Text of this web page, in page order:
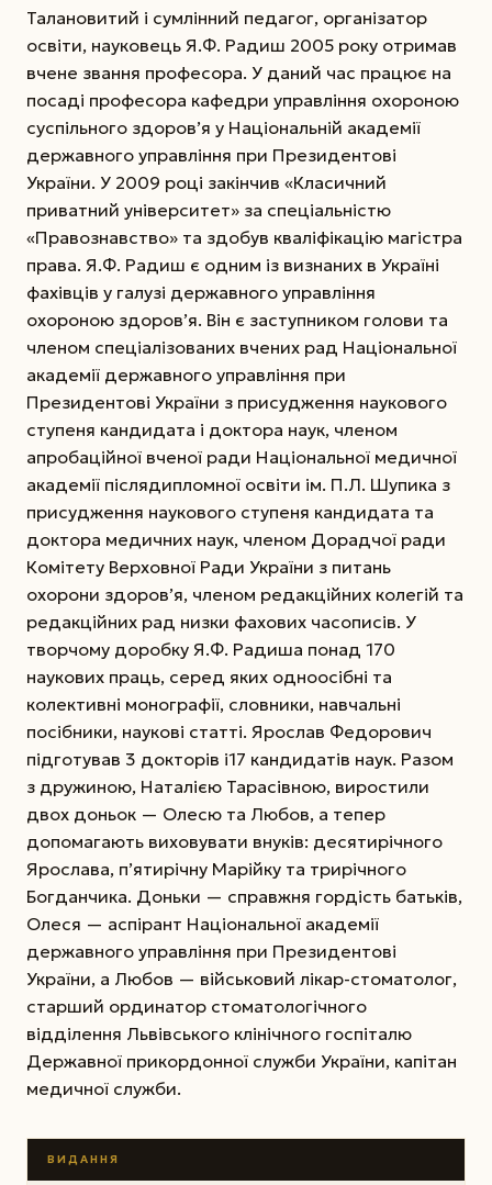
Талановитий і сумлінний педагог, організатор
освіти, науковець Я.Ф. Радиш 2005 року отримав
вчене звання професора. У даний час працює на
посаді професора кафедри управління охороною
суспільного здоров’я у Національній академії
державного управління при Президентові
України. У 2009 році закінчив «Класичний
приватний університет» за спеціальністю
«Правознавство» та здобув кваліфікацію магістра
права. Я.Ф. Радиш є одним із визнаних в Україні
фахівців у галузі державного управління
охороною здоров’я. Він є заступником голови та
членом спеціалізованих вчених рад Національної
академії державного управління при
Президентові України з присудження наукового
ступеня кандидата і доктора наук, членом
апробаційної вченої ради Національної медичної
академії післядипломної освіти ім. П.Л. Шупика з
присудження наукового ступеня кандидата та
доктора медичних наук, членом Дорадчої ради
Комітету Верховної Ради України з питань
охорони здоров’я, членом редакційних колегій та
редакційних рад низки фахових часописів. У
творчому доробку Я.Ф. Радиша понад 170
наукових праць, серед яких одноосібні та
колективні монографії, словники, навчальні
посібники, наукові статті. Ярослав Федорович
підготував 3 докторів і17 кандидатів наук. Разом
з дружиною, Наталією Тарасівною, виростили
двох доньок — Олесю та Любов, а тепер
допомагають виховувати внуків: десятирічного
Ярослава, п’ятирічну Марійку та трирічного
Богданчика. Доньки — справжня гордість батьків,
Олеся — аспірант Національної академії
державного управління при Президентові
України, а Любов — військовий лікар-стоматолог,
старший ординатор стоматологічного
відділення Львівського клінічного госпіталю
Державної прикордонної служби України, капітан
медичної служби.
ВИДАННЯ